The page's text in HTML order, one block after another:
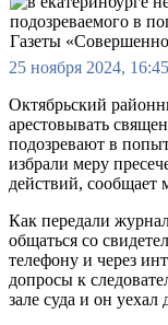
25 ноября 2024, 16:45
Октябрьский
арестовывать
подозревают в
избрали меру
действий, сообщает
Как передали
общаться со
телефону и через
допросы к
зале суда и он